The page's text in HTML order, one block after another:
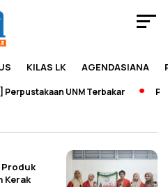
KILAS LK AGENDASIANA
UNM Terbakar
Produk
Kerak